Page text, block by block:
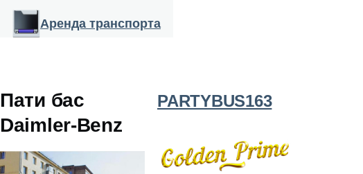
Перейти к основному содержанию
Аренда транспорта
Пати бас
Daimler-Benz
PARTYBUS163